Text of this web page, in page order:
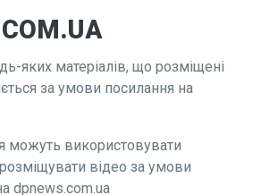
яких матеріалів, що розміщені
за умови посилання на
можуть використовувати
відео за умови
dpnews.com.ua